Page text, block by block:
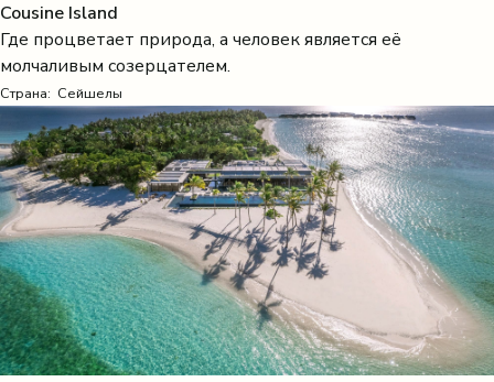
Cousine Island
Где процветает природа, а человек является её
молчаливым созерцателем.
Страна: Сейшелы